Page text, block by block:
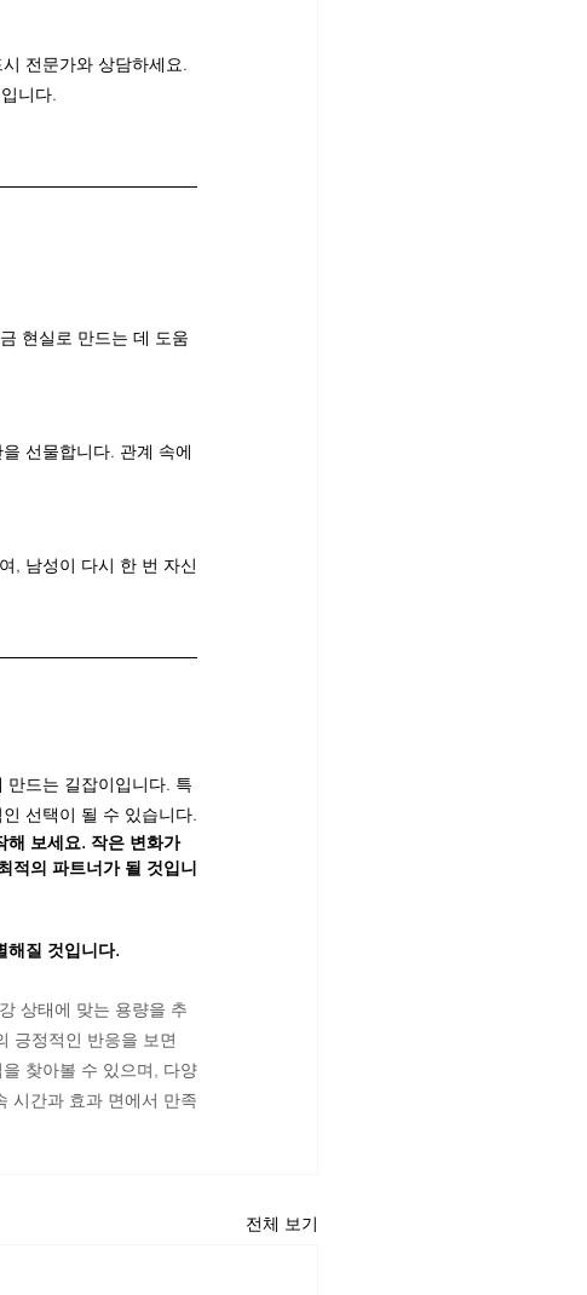
전문가와 상담하세요.
니다.
현실로 만드는 데 도움
선물합니다. 관계 속에
, 남성이 다시 한 번 자신
드는 길잡이입니다. 특
선택이 될 수 있습니다.
해 보세요. 작은 변화가
적의 파트너가 될 것입니
해질 것입니다.
상태에 맞는 용량을 추
긍정적인 반응을 보면
찾아볼 수 있으며, 다양
시간과 효과 면에서 만족
전체 보기